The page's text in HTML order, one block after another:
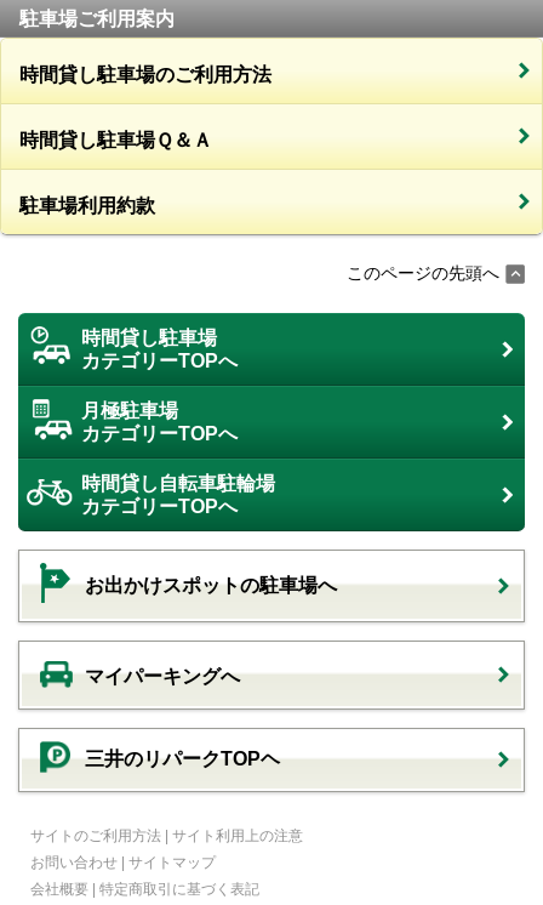
駐車場ご利用案内
時間貸し駐車場のご利用方法
時間貸し駐車場Ｑ＆Ａ
駐車場利用約款
このページの先頭へ
時間貸し駐車場
カテゴリーTOPへ
月極駐車場
カテゴリーTOPへ
時間貸し自転車駐輪場
カテゴリーTOPへ
お出かけスポットの駐車場へ
マイパーキングへ
三井のリパークTOPヘ
サイトのご利用方法 | サイト利用上の注意
お問い合わせ | サイトマップ
会社概要 | 特定商取引に基づく表記